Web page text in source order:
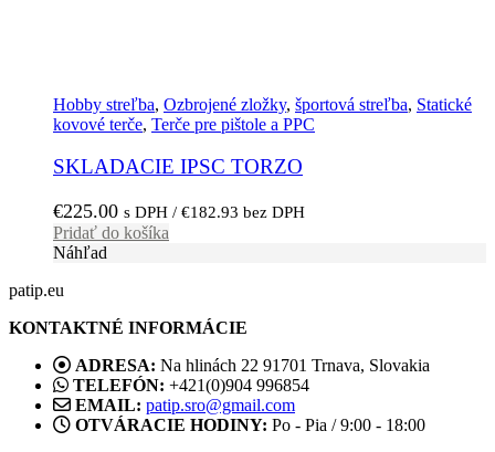
Hobby streľba, Ozbrojené zložky, športová streľba, Statické
kovové terče, Terče pre pištole a PPC
SKLADACIE IPSC TORZO
€225.00 s DPH / €182.93 bez DPH
Pridať do košíka
Náhľad
patip.eu
KONTAKTNÉ INFORMÁCIE
ADRESA: Na hlinách 22 91701 Trnava, Slovakia
TELEFÓN: +421(0)904 996854
EMAIL: patip.sro@gmail.com
OTVÁRACIE HODINY: Po - Pia / 9:00 - 18:00